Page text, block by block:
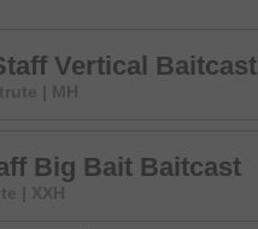
Vertical Baitcast
| MH
Big Bait Baitcast
| XXH